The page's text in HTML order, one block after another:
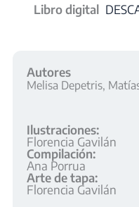
Libro digital
Autores
Melisa Depetris,
Ilustraciones:
Florencia Gavilán
Compilación:
Ana Porrua
Arte de tapa:
Florencia Gavilán